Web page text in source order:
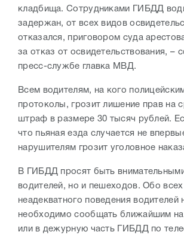
кладбища. Сотрудниками ГИБДД
задержан, от всех видов
отказался, приговором суда
за отказ от освидетельствования, –
пресс-службе главка МВД.
Всем водителям, на кого
протоколы, грозит лишение прав на
штраф в размере 30 тысяч рублей.
что пьяная езда случается не
нарушителям грозит уголовное
В ГИБДД просят быть
водителей, но и пешеходов. Обо всех
неадекватного поведения водителей
необходимо сообщать ближайшим
или в дежурную часть ГИБДД по